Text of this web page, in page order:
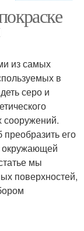
на акриловой
основе
из самых
в
серо и
его
окружающей
мы
поверхностей,